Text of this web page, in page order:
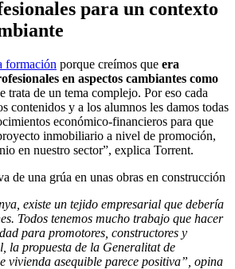
para un contexto
formación porque creímos que era
en aspectos cambiantes como
trata de un tema complejo. Por eso cada
contenidos y a los alumnos les damos todas
económico-financieros para que
inmobiliario a nivel de promoción,
en nuestro sector”, explica Torrent.
existe un tejido empresarial que debería
Todos tenemos mucho trabajo que hacer
para promotores, constructores y
la propuesta de la Generalitat de
vivienda asequible parece positiva”, opina